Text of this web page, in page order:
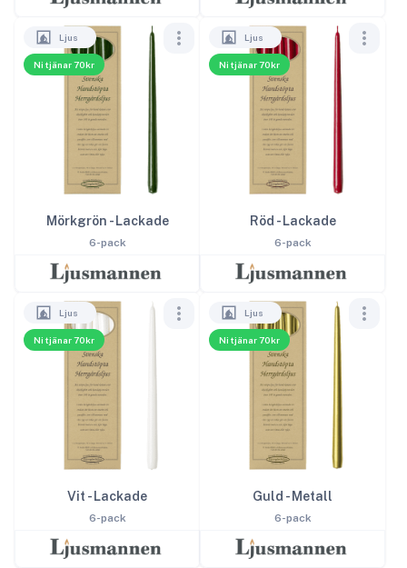
Ni tjänar 70kr
Ljus
Mörkgrön - Lackade
6-pack
Ni tjänar 70kr
Ljus
Röd - Lackade
6-pack
Ni tjänar 70kr
Ljus
Vit - Lackade
6-pack
Ni tjänar 70kr
Ljus
Guld - Metall
6-pack